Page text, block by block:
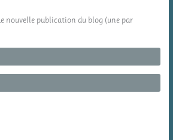
nouvelle publication du blog (une par